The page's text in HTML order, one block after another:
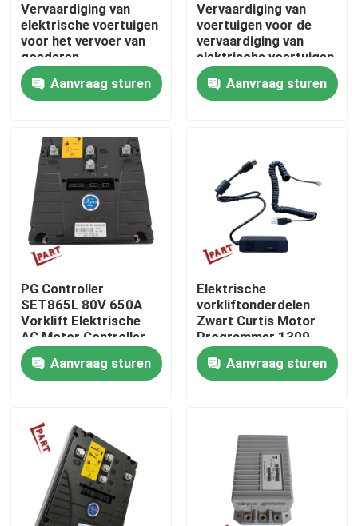
Thuis
Contacten
Producten
Video's
De Delen van de vorkheftruckbatterij
Het Wiel van de vorkheftruckaandrijving
Elektrische Vorkheftruckmotor
LEIDENE Vorkheftrucklichten
Vervaardiging van
elektrische voertuigen
voor het vervoer van
goederen
Aanvraag sturen
Vervaardiging van
voertuigen voor de
vervaardiging van
elektrische voertuigen
voor de verwerking
van elektrische
voertuigen
Aanvraag sturen
PG Controller
SET865L 80V 650A
Vorklift Elektrische
AC Motor Controller
Aanvraag sturen
Elektrische
vorkliftonderdelen
Zwart Curtis Motor
Programmer 1309
voor Curtis Controller
Aanvraag sturen